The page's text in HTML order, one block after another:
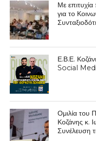
Με
για το
Ε.Β.Ε.
Social
Ομιλία του
Κοζάνης κ.
Συνέλευση